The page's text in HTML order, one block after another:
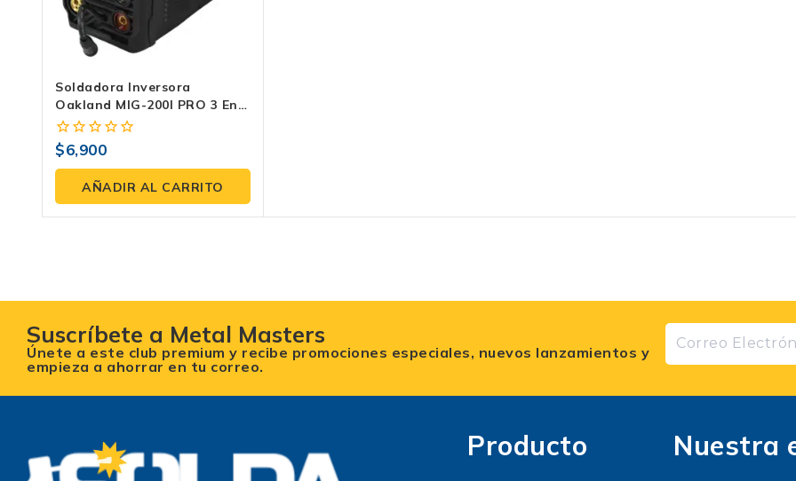
Soldadora Inversora
Oakland MIG-200I PRO 3 En 1
| 200Amp Multivoltaje |
MMA/MIG/TIG Lift
0
fuera
5
$6,900
AÑADIR AL CARRITO
Suscríbete a Metal Masters
Únete a este club premium y recibe promociones especiales, nuevos lanzamientos y
empieza a ahorrar en tu correo.
Producto Nuestra